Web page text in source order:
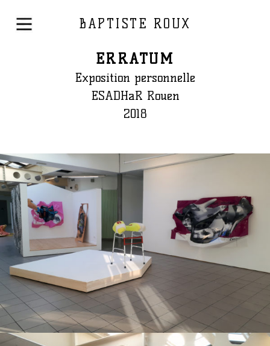
BAPTISTE ROUX
ERRATUM
Exposition personnelle
ESADHaR Rouen
2018